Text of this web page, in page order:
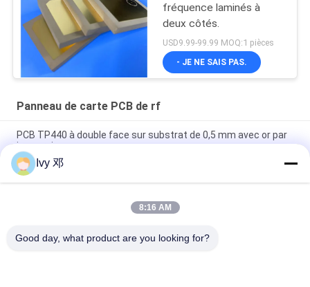
fréquence laminés à
deux côtés.
USD9.99-99.99 MOQ:1 pièces
- JE NE SAIS PAS.
Panneau de carte PCB de rf
PCB TP440 à double face sur substrat de 0,5 mm avec or par
immersion
PCB à haute fréquence à double face CER-10 30 millimètres
d'argent lamellé à immersion
PCB WL-CT300 de 5 mil d'épaisseur, sérigraphie noire à 2
Ivy 邓
8:16 AM
Good day, what product are you looking for?